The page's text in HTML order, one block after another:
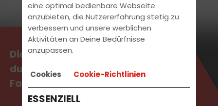
Die aktuellsten News erhältst
du direkt bei uns in der
Fahrschule.
eine optimal bedienbare Webseite
anzubieten, die Nutzererfahrung stetig zu
verbessern und unsere werblichen
Aktivitäten an Deine Bedürfnisse
anzupassen.
Cookies Cookie-Richtlinien
ESSENZIELL